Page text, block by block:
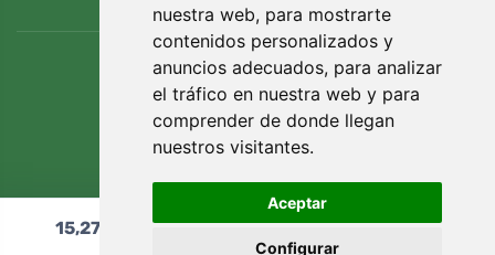
nuestra web, para mostrarte
contenidos personalizados y
anuncios adecuados, para analizar
el tráfico en nuestra web y para
comprender de donde llegan
nuestros visitantes.
Aceptar
Configurar
15,27 Añadir al carrito